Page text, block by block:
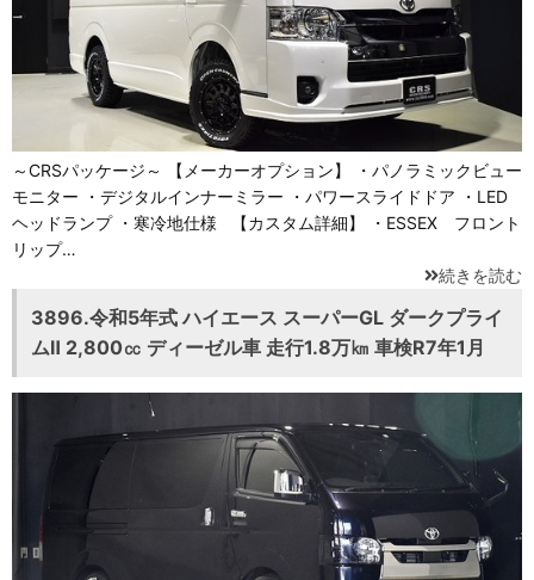
～CRSパッケージ～ 【メーカーオプション】 ・パノラミックビュー
モニター ・デジタルインナーミラー ・パワースライドドア ・LED
ヘッドランプ ・寒冷地仕様 【カスタム詳細】 ・ESSEX フロント
リップ…
続きを読む
3896.令和5年式 ハイエース スーパーGL ダークプライ
ムⅡ 2,800㏄ ディーゼル車 走行1.8万㎞ 車検R7年1月